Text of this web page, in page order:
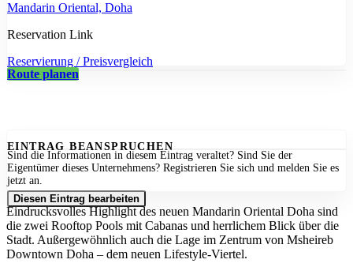
Mandarin Oriental, Doha
Reservation Link
Reservierung / Preisvergleich
Route planen
EINTRAG BEANSPRUCHEN
Sind die Informationen in diesem Eintrag veraltet? Sind Sie der
Eigentümer dieses Unternehmens? Registrieren Sie sich und melden Sie es
jetzt an.
Diesen Eintrag bearbeiten
Eindrucksvolles Highlight des neuen Mandarin Oriental Doha sind
die zwei Rooftop Pools mit Cabanas und herrlichem Blick über die
Stadt. Außergewöhnlich auch die Lage im Zentrum von Msheireb
Downtown Doha – dem neuen Lifestyle-Viertel.